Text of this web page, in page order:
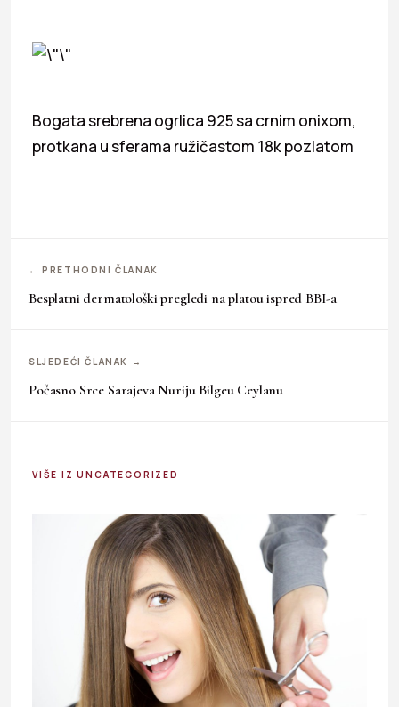
Bogata srebrena ogrlica 925 sa crnim onixom,
protkana u sferama ružičastom 18k pozlatom
← PRETHODNI ČLANAK
Besplatni dermatološki pregledi na platou ispred BBI-a
SLJEDEĆI ČLANAK →
Počasno Srce Sarajeva Nuriju Bilgeu Ceylanu
VIŠE IZ UNCATEGORIZED